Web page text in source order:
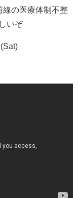
の医療体制不整
いぞ